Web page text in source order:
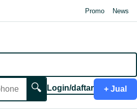
Promo News
🔍 Login/daftar + Jual